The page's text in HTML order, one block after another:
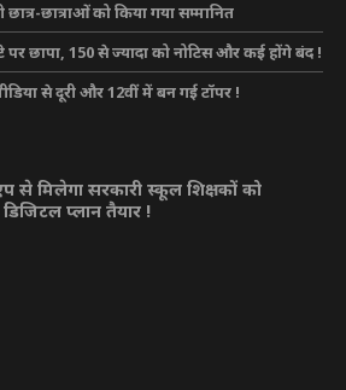
छात्राओं को किया गया सम्मानित
छापा, 150 से ज्यादा को नोटिस और कई होंगे बंद !
से दूरी और 12वीं में बन गई टॉपर !
से मिलेगा सरकारी स्कूल शिक्षकों को
प्लान तैयार !